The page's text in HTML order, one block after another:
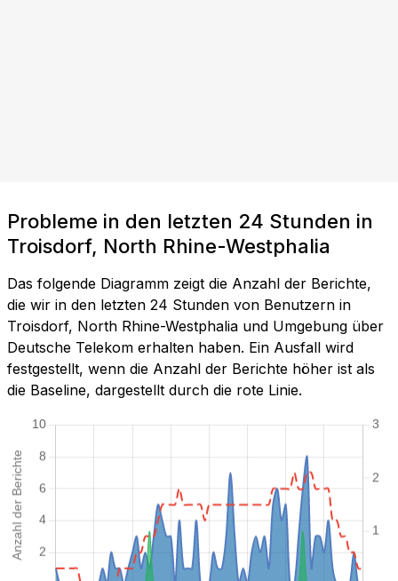
Probleme in den letzten 24 Stunden in
Troisdorf, North Rhine-Westphalia
Das folgende Diagramm zeigt die Anzahl der Berichte,
die wir in den letzten 24 Stunden von Benutzern in
Troisdorf, North Rhine-Westphalia und Umgebung über
Deutsche Telekom erhalten haben. Ein Ausfall wird
festgestellt, wenn die Anzahl der Berichte höher ist als
die Baseline, dargestellt durch die rote Linie.